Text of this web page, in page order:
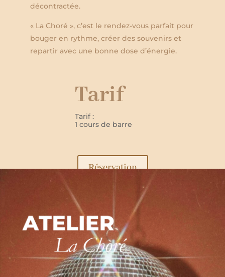
décontractée.
« La Choré », c’est le rendez-vous parfait pour
bouger en rythme, créer des souvenirs et
repartir avec une bonne dose d’énergie.
Tarif
Tarif :
1 cours de barre
Réservation